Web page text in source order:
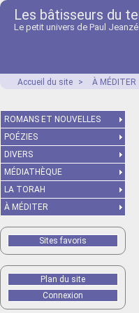
Les bâtisseurs du
Le petit univers de Paul Jeanzé
Accueil du site > À MÉDITER
ROMANS ET NOUVELLES
POÉZIES
DIVERS
MÉDIATHÈQUE
LA TORAH
À MÉDITER
Sites favoris
Plan du site
Connexion